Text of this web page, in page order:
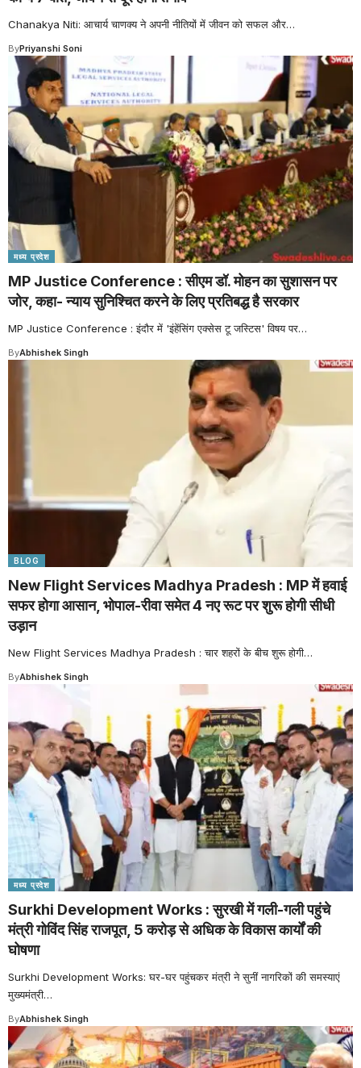
Chanakya Niti: आचार्य चाणक्य ने अपनी नीतियों में जीवन को सफल और…
ByPriyanshi Soni
मध्य प्रदेश
MP Justice Conference : सीएम डॉ. मोहन का सुशासन पर
जोर, कहा- न्याय सुनिश्चित करने के लिए प्रतिबद्ध है सरकार
MP Justice Conference : इंदौर में 'इंहेंसिंग एक्सेस टू जस्टिस' विषय पर…
ByAbhishek Singh
BLOG
New Flight Services Madhya Pradesh : MP में हवाई
सफर होगा आसान, भोपाल-रीवा समेत 4 नए रूट पर शुरू होगी सीधी
उड़ान
New Flight Services Madhya Pradesh : चार शहरों के बीच शुरू होगी…
ByAbhishek Singh
मध्य प्रदेश
Surkhi Development Works : सुरखी में गली-गली पहुंचे
मंत्री गोविंद सिंह राजपूत, 5 करोड़ से अधिक के विकास कार्यों की
घोषणा
Surkhi Development Works: घर-घर पहुंचकर मंत्री ने सुनीं नागरिकों की समस्याएं
मुख्यमंत्री…
ByAbhishek Singh